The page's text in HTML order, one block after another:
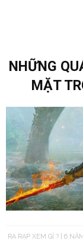
NHỮNG
MẶT
RA RẠP XEM GÌ ? 6